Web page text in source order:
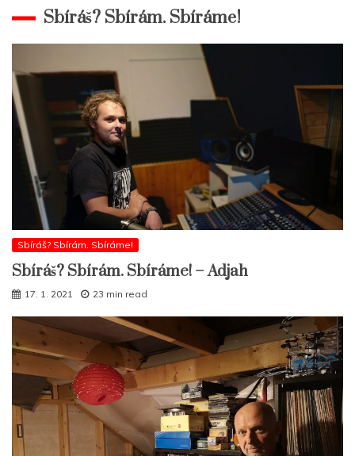
Sbíráš? Sbírám. Sbíráme!
Sbíráš? Sbírám. Sbíráme!
Sbíráš? Sbírám. Sbíráme! – Adjah
17. 1. 2021 23 min read